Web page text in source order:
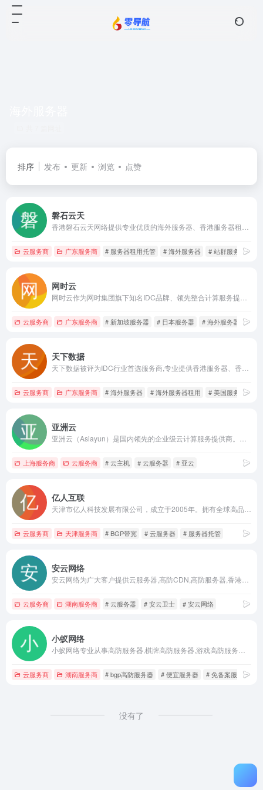
排序 发布 更新 浏览 点赞
磐石云天
云服务商 广东服务商 # 服务器租用托管 # 海外服务器 # 站群服务器
网时云
云服务商 广东服务商 # 新加坡服务器 # 日本服务器 # 海外服务器
天下数据
云服务商 广东服务商 # 海外服务器 # 海外服务器租用 # 美国服务器
亚洲云
上海服务商 云服务商 # 云主机 # 云服务器 # 亚云
亿人互联
云服务商 天津服务商 # BGP带宽 # 云服务器 # 服务器托管
安云网络
云服务商 湖南服务商 # 云服务器 # 安云卫士 # 安云网络
小蚁网络
云服务商 湖南服务商 # bgp高防服务器 # 便宜服务器 # 免备案服务器
没有了